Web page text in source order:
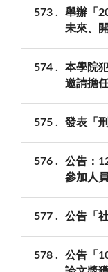
573
舉辦「
未來、
574
本學院
邀請擔
575 發表「
576
公告：
參加人
577 公告「
578
公告「